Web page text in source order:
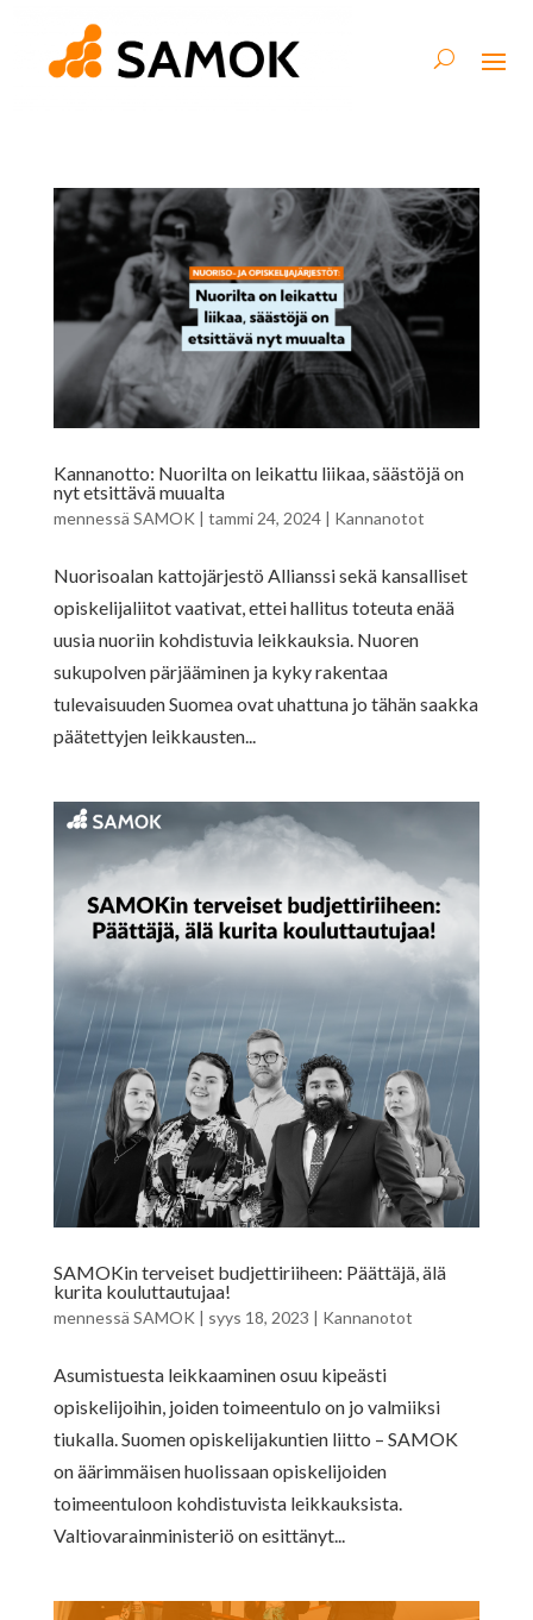
Kannanotto: Nuorilta on leikattu liikaa, säästöjä on
nyt etsittävä muualta
mennessä SAMOK | tammi 24, 2024| Kannanotot
Nuorisoalan kattojärjestö Allianssi sekä kansalliset
opiskelijaliitot vaativat, ettei hallitus toteuta enää
uusia nuoriin kohdistuvia leikkauksia. Nuoren
sukupolven pärjääminen ja kyky rakentaa
tulevaisuuden Suomea ovat uhattuna jo tähän saakka
päätettyjen leikkausten...
SAMOKin terveiset budjettiriiheen: Päättäjä, älä
kurita kouluttautujaa!
mennessä SAMOK | syys 18, 2023 | Kannanotot
Asumistuesta leikkaaminen osuu kipeästi
opiskelijoihin, joiden toimeentulo on jo valmiiksi
tiukalla. Suomen opiskelijakuntien liitto – SAMOK
on äärimmäisen huolissaan opiskelijoiden
toimeentuloon kohdistuvista leikkauksista.
Valtiovarainministeriö on esittänyt...